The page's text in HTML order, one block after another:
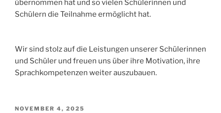
übernommen hat und so vielen Schülerinnen und
Schülern die Teilnahme ermöglicht hat.
Wir sind stolz auf die Leistungen unserer Schülerinnen
und Schüler und freuen uns über ihre Motivation, ihre
Sprachkompetenzen weiter auszubauen.
VERÖFFENTLICHT
NOVEMBER 4, 2025